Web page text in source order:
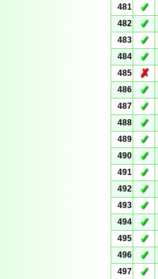
481
✓
482
✓
483
✓
484
✓
485
✗
486
✓
487
✓
488
✓
489
✓
490
✓
491
✓
492
✓
493
✓
494
✓
495
✓
496
✓
497
✓